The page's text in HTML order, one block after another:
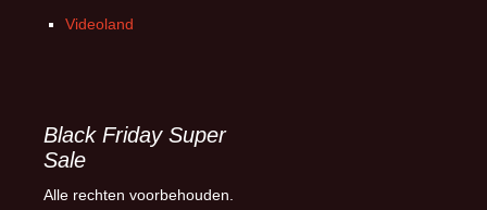
Videoland
Black Friday Super
Sale
Alle rechten voorbehouden.